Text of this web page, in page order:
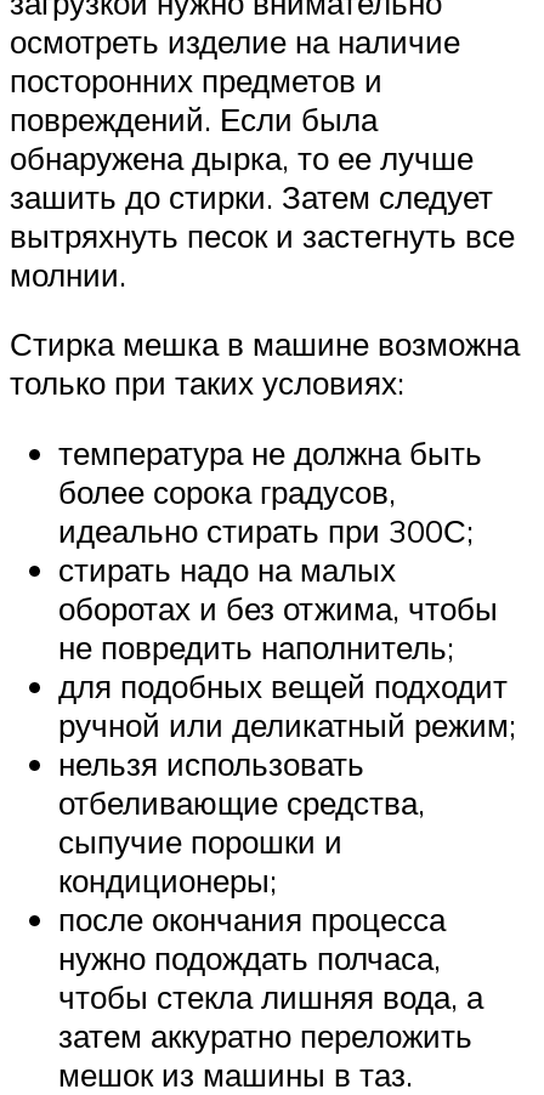
осмотреть изделие на наличие
посторонних предметов и
повреждений. Если была
обнаружена дырка, то ее лучше
зашить до стирки. Затем следует
вытряхнуть песок и застегнуть все
молнии.
Стирка мешка в машине возможна
только при таких условиях:
температура не должна быть
более сорока градусов,
идеально стирать при 300С;
стирать надо на малых
оборотах и без отжима, чтобы
не повредить наполнитель;
для подобных вещей подходит
ручной или деликатный режим;
нельзя использовать
отбеливающие средства,
сыпучие порошки и
кондиционеры;
после окончания процесса
нужно подождать полчаса,
чтобы стекла лишняя вода, а
затем аккуратно переложить
мешок из машины в таз.